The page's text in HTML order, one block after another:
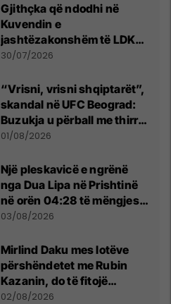
Gjithçka që ndodhi në
Kuvendin e
jashtëzakonshëm të LDK-
së
30/07/2026
“Vrisni, vrisni shqiptarët”,
skandal në UFC Beograd:
Buzukja u përball me thirrje
anti-shqiptare nga
01/08/2026
Një pleskavicë e ngrënë
nga Dua Lipa në Prishtinë
në orën 04:28 të mëngjesit
- dhe bota digjitale serbe
03/08/2026
Mirlind Daku mes lotëve
përshëndetet me Rubin
Kazanin, do të fitojë
miliona te Spartak Moska
02/08/2026